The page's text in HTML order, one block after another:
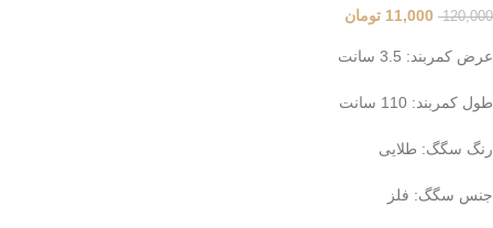
120,000
11,000 تومان
عرض کمربند: 3.5 سانت
طول کمربند: 110 سانت
رنگ سگگ: طلایی
جنس سگگ: فلز